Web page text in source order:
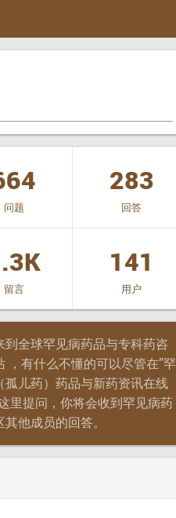
问题
283
回答
留言
141
用户
到全球罕见病药品与专科药咨
，有什么不懂的可以尽管在”罕
孤儿药）药品与新药资讯在线
里提问，你将会收到罕见病药
他成员的回答。